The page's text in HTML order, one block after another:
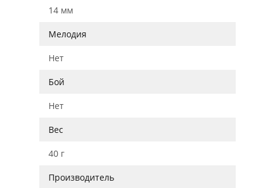
14 мм
Мелодия
Нет
Бой
Нет
Вес
40 г
Производитель